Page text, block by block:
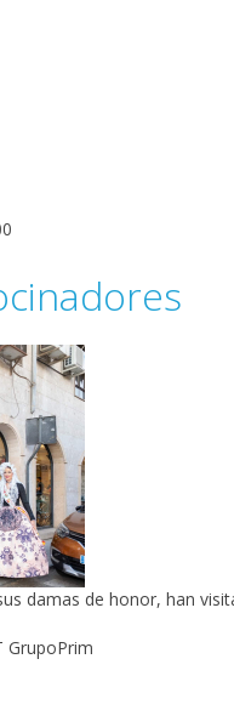
damas de honor, han
GrupoPrim